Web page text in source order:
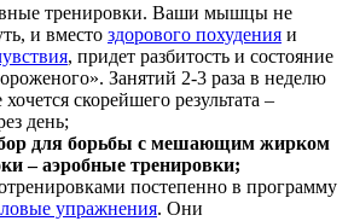
тренировки. Ваши мышцы не
и вместо здорового похудения и
, придет разбитость и состояние
Занятий 2-3 раза в неделю
скорейшего результата –
день;
для борьбы с мешающим жирком
– аэробные тренировки;
постепенно в программу
упражнения. Они